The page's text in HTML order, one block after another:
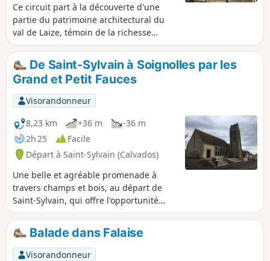
Ce circuit part à la découverte d'une
partie du patrimoine architectural du
val de Laize, témoin de la richesse
passée de cette région, réputée aussi
pour ses tanneries et ses mines de fer.
De Saint-Sylvain à Soignolles par les
Grand et Petit Fauces
Visorandonneur
8,23 km
+36 m
-36 m
2h 25
Facile
Départ à Saint-Sylvain (Calvados)
Une belle et agréable promenade à
travers champs et bois, au départ de
Saint-Sylvain, qui offre l'opportunité
d'apprécier un patrimoine architectural
qui ne demande qu'à être découvert.
Balade dans Falaise
Visorandonneur